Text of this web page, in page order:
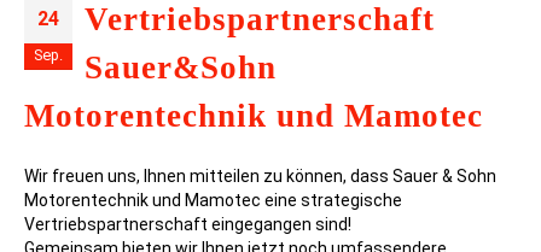
24
Sep.
Vertriebspartnerschaft
Sauer&Sohn
Motorentechnik und Mamotec
Wir freuen uns, Ihnen mitteilen zu können, dass Sauer & Sohn
Motorentechnik und Mamotec eine strategische
Vertriebspartnerschaft eingegangen sind!